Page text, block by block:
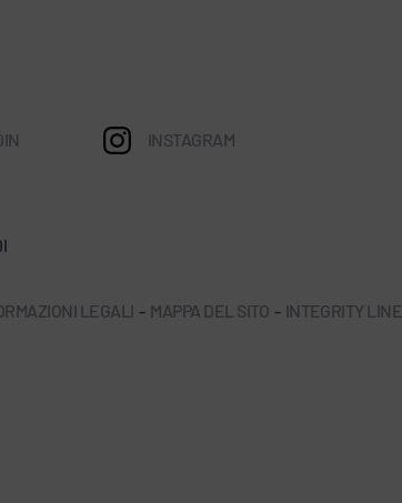
INSTAGRAM
LEGALI - MAPPA DEL SITO - INTEGRITY LINE